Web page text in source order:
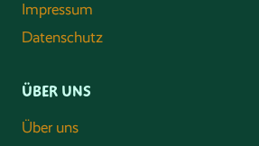
Impressum
Datenschutz
ÜBER UNS
Über uns